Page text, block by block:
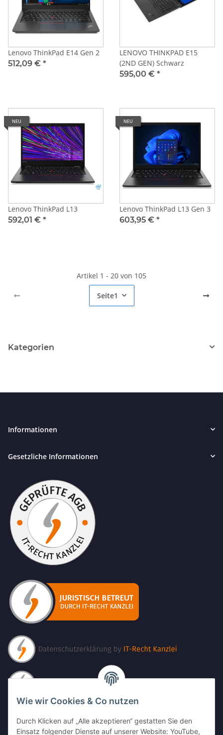
Wie wir Cookies & Co nutzen
Durch Klicken auf „Alle akzeptieren“ gestatten Sie den
Einsatz folgender Dienste auf unserer Website: YouTube,
Lenovo ThinkPad E14 Gen 2
512,09 € *
LENOVO THINKPAD E15
(2ND GEN) Schwarz
595,00 € *
NEU
Lenovo ThinkPad L13
592,01 € *
NEU
Lenovo ThinkPad L13 Gen 3
603,95 € *
Artikel 1 - 20 von 105
Seite1
Kategorien
Informationen
Gesetzliche Informationen